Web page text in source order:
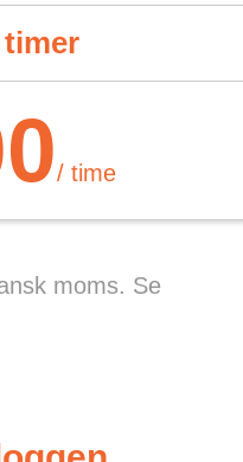
/ time
moms. Se